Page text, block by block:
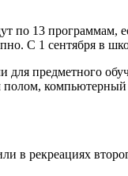
по 13 программам,
С 1 сентября в
предметного
полом,
рекреациях